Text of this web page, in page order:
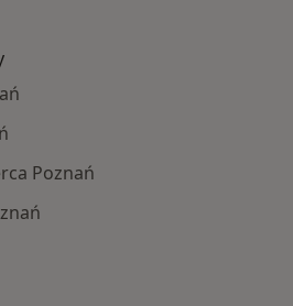
Poznań